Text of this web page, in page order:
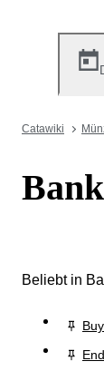
Catawiki
Beliebt in